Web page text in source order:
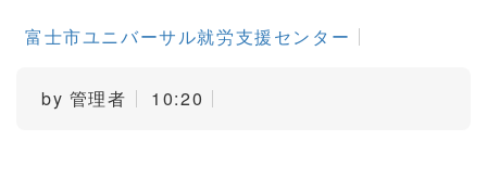
富士市ユニバーサル就労支援センター
by 管理者 10:20